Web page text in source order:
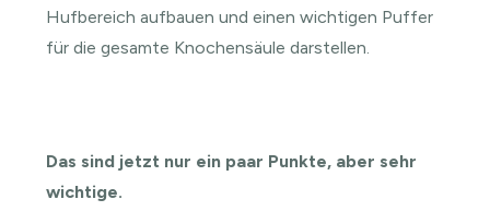
Hufbereich aufbauen und einen wichtigen Puffer
für die gesamte Knochensäule darstellen.
Das sind jetzt nur ein paar Punkte, aber sehr
wichtige.